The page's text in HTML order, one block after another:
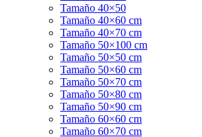
Tamaño 40×50
Tamaño 40×60 cm
Tamaño 40×70 cm
Tamaño 50×100 cm
Tamaño 50×50 cm
Tamaño 50×60 cm
Tamaño 50×70 cm
Tamaño 50×80 cm
Tamaño 50×90 cm
Tamaño 60×60 cm
Tamaño 60×70 cm